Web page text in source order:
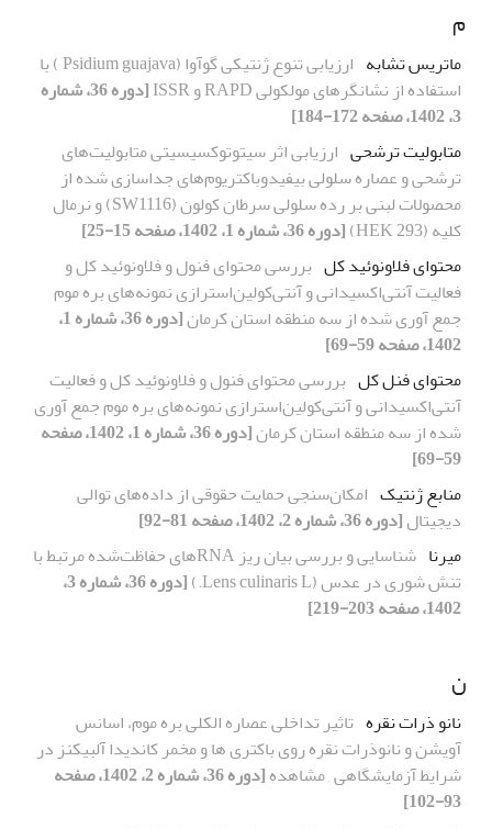
م
ماتریس تشابه
ارزیابی تنوع ژنتیکی گوآوا (Psidium guajava ) با
استفاده از نشانگرهای مولکولی RAPD و ISSR
[دوره 36، شماره
3، 1402، صفحه 172-184]
متابولیت ترشحی ارزیابی اثر سیتوتوکسیسیتی متابولیت‌های
ترشحی و عصاره سلولی بیفیدوباکتریوم‌های جداسازی شده از
محصولات لبنی بر رده سلولی سرطان کولون (SW1116) و نرمال
کلیه (HEK 293)
[دوره 36، شماره 1، 1402، صفحه 15-25]
محتوای فلاونوئید کل بررسی محتوای فنول و فلاونوئید کل و
فعالیت آنتی‌اکسیدانی و آنتی‌کولین‌استرازی نمونه‌های بره موم
جمع آوری شده از سه منطقه استان کرمان
[دوره 36، شماره 1،
1402، صفحه 59-69]
محتوای فنل کل بررسی محتوای فنول و فلاونوئید کل و فعالیت
آنتی‌اکسیدانی و آنتی‌کولین‌استرازی نمونه‌های بره موم جمع آوری
شده از سه منطقه استان کرمان
[دوره 36، شماره 1، 1402، صفحه
59-69]
منابع ژنتیک امکان‌سنجی حمایت حقوقی از داده‌های توالی
دیجیتال[دوره 36، شماره 2، 1402، صفحه 81-92]
میرنا
شناسایی و بررسی بیان ریز RNA‌های حفاظت‌شده مرتبط با
تنش شوری در عدس (Lens culinaris L.)
[دوره 36، شماره 3،
1402، صفحه 203-219]
ن
نانو ذرات نقره تاثیر تداخلی عصاره الکلی بره موم، اسانس
آویشن و نانوذرات نقره روی باکتری ها و مخمر کاندیدا آلبیکنز در
شرایط آزمایشگاهی , مشاهده
[دوره 36، شماره 2، 1402، صفحه
93-102]